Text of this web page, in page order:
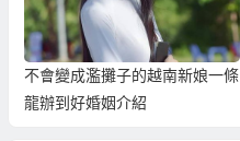
不會變成濫攤子的越南新娘一條
龍辦到好婚姻介紹